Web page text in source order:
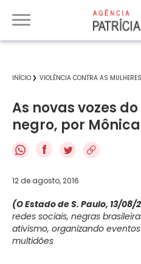
INÍCIO VIOLÊNCIA CONTRA AS MULHERES
As novas vozes
negro, por
f
12 de agosto, 2016
(O Estado de S. Paulo, 13/08/
redes sociais, negras
ativismo, organizando
multidões